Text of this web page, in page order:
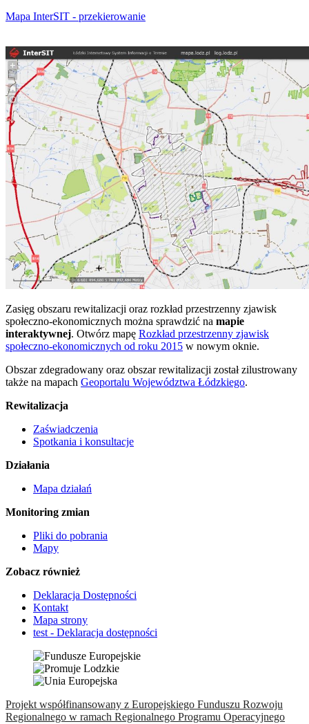
Mapa InterSIT - przekierowanie
Zasięg obszaru rewitalizacji oraz rozkład przestrzenny zjawisk
społeczno-ekonomicznych można sprawdzić na mapie
interaktywnej. Otwórz mapę Rozkład przestrzenny zjawisk
społeczno-ekonomicznych od roku 2015 w nowym oknie.
Obszar zdegradowany oraz obszar rewitalizacji został zilustrowany
także na mapach Geoportalu Województwa Łódzkiego.
Rewitalizacja
Zaświadczenia
Spotkania i konsultacje
Działania
Mapa działań
Monitoring zmian
Pliki do pobrania
Mapy
Zobacz również
Deklaracja Dostępności
Kontakt
Mapa strony
test - Deklaracja dostępności
Projekt współfinansowany z Europejskiego Funduszu Rozwoju
Regionalnego w ramach Regionalnego Programu Operacyjnego